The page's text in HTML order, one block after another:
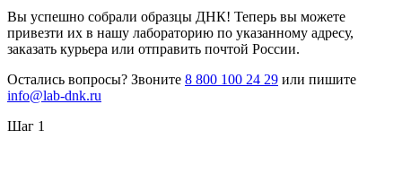
Вы успешно собрали образцы ДНК! Теперь вы можете
привезти их в нашу лабораторию по указанному адресу,
заказать курьера или отправить почтой России.
Остались вопросы? Звоните 8 800 100 24 29 или пишите
info@lab-dnk.ru
Шаг 1